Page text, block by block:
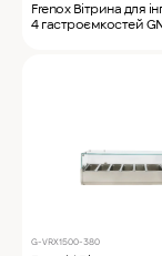
Frenox Вітрина для
4 гастроємкостей
G-VRX1500-380